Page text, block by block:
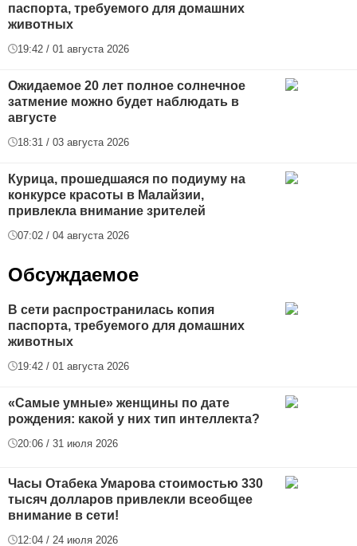
паспорта, требуемого для домашних
животных
19:42 / 01 августа 2026
Ожидаемое 20 лет полное солнечное
затмение можно будет наблюдать в
августе
18:31 / 03 августа 2026
Курица, прошедшаяся по подиуму на
конкурсе красоты в Малайзии,
привлекла внимание зрителей
07:02 / 04 августа 2026
Обсуждаемое
В сети распространилась копия
паспорта, требуемого для домашних
животных
19:42 / 01 августа 2026
«Самые умные» женщины по дате
рождения: какой у них тип интеллекта?
20:06 / 31 июля 2026
Часы Отабека Умарова стоимостью 330
тысяч долларов привлекли всеобщее
внимание в сети!
12:04 / 24 июля 2026